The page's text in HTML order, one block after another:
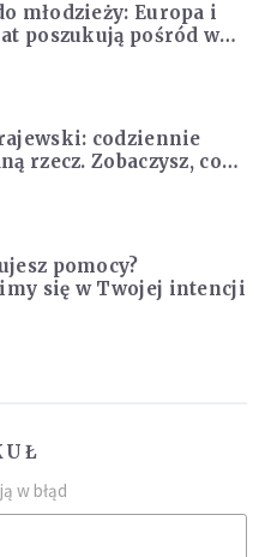
młodzieży: Europa i
poszukują pośród was
codziennie
rzecz. Zobaczysz, co
z twoim życiem
pomocy?
się w Twojej intencji
w błąd